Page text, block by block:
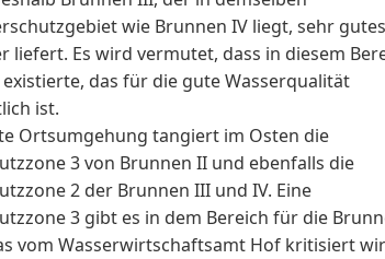
wie Brunnen IV liegt, sehr gutes
liefert. Es wird vermutet, dass in diesem
das für die gute Wasserqualität
ist.
Ortsumgehung tangiert im Osten die
3 von Brunnen II und ebenfalls die
2 der Brunnen III und IV. Eine
3 gibt es in dem Bereich für die
vom Wasserwirtschaftsamt Hof kritisiert